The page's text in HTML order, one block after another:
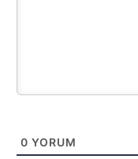
0 YORUM